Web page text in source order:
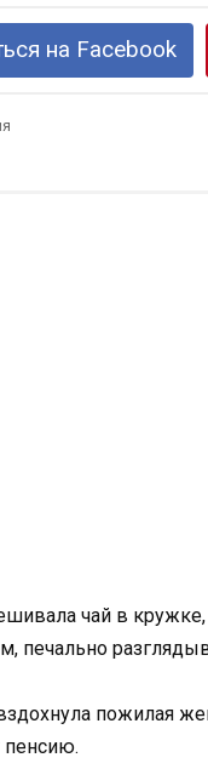
на Facebook
чай в
печально
пожилая
пенсию.